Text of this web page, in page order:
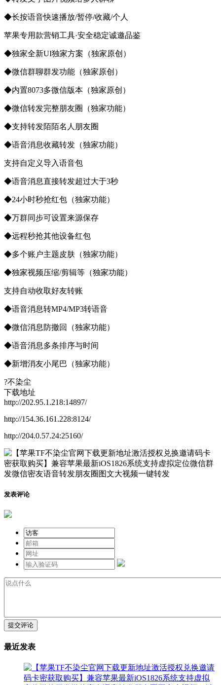
◆长按语音快速播放/暂停/收藏/个人
苹果专用款营销工具·安全稳定诚邀品鉴
◆独家全新UI独家方案（独家原创）
◆微信群聊群发功能（独家原创）
◆内置8073多微信版本（独家原创）
◆微信转发完整朋友圈（独家功能）
◆支持转发陌陌名人朋友圈
◆语音消息收藏转发（独家功能）
支持自定义导入语音包
◆语音消息直接转发超过大于3秒
◆24小时秒抢红包（独家功能）
◆万群同步可设置来源保存
◆远程秒抢其他设备红包
◆多个账户主题皮肤（独家功能）
◆独家视频压缩/剪辑等（独家功能）
支持自动收取好友转账
◆语音消息转MP4/MP3转语音
◆微信消息防撤回（独家功能）
◆语音消息多条排序与时间
◆新增消友小尾巴（独家功能）
?不染尘
下载地址
http://202.95.1.218:14897/
http://154.36.161.228:8124/
http://204.0.57.24:25160/
发表评论
提交评论
最近发表